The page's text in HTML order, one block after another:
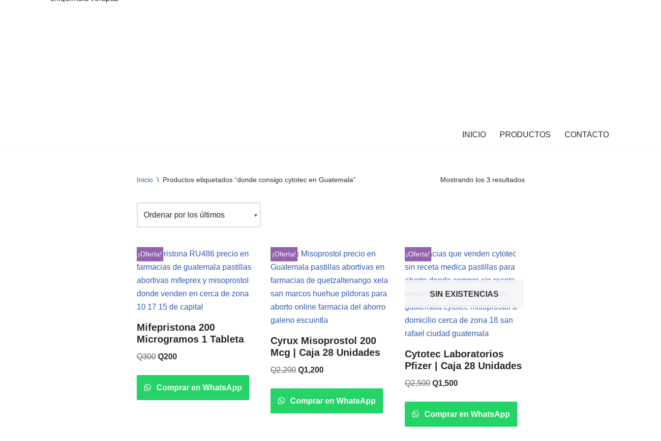
INICIO PRODUCTOS CONTACTO
Inicio \ Productos etiquetados “donde consigo cytotec en Guatemala” Mostrando los 3 resultados
¡Oferta!
Mifepristona 200
Microgramos 1 Tableta
Q300 Q200
Comprar en WhatsApp
¡Oferta!
Cyrux Misoprostol 200
Mcg | Caja 28 Unidades
Q2,200 Q1,200
Comprar en WhatsApp
SIN EXISTENCIAS
¡Oferta!
Cytotec Laboratorios
Pfizer | Caja 28 Unidades
Q2,500 Q1,500
Comprar en WhatsApp